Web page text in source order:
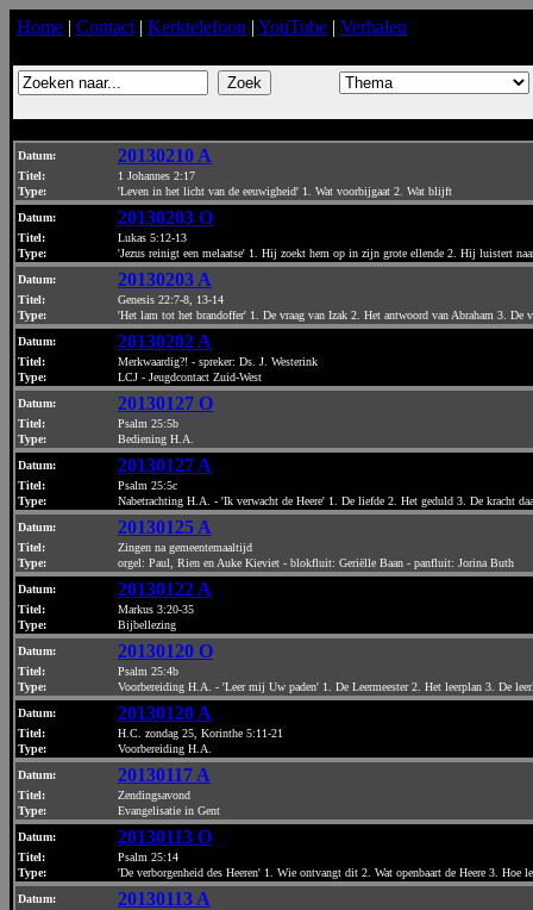
Home | Contact | Kerktelefoon | YouTube | Verhalen
Datum: 20130210 A
Titel:
1 Johannes 2:17
Type:
'Leven in het licht van de eeuwigheid' 1. Wat voorbijgaat 2. Wat blijft
Datum: 20130203 O
Titel:
Lukas 5:12-13
Type:
'Jezus reinigt een melaatse' 1. Hij zoekt hem op in zijn grote ellende 2. Hij luistert
Datum: 20130203 A
Titel:
Genesis 22:7-8, 13-14
Type:
'Het lam tot het brandoffer' 1. De vraag van Izak 2. Het antwoord van Abraham 3. De
Datum: 20130202 A
Titel:
Merkwaardig?! - spreker: Ds. J. Westerink
Type:
LCJ - Jeugdcontact Zuid-West
Datum: 20130127 O
Titel:
Psalm 25:5b
Type:
Bediening H.A.
Datum: 20130127 A
Titel:
Psalm 25:5c
Type:
Nabetrachting H.A. - 'Ik verwacht de Heere' 1. De liefde 2. Het geduld 3. De kracht
Datum: 20130125 A
Titel:
Zingen na gemeentemaaltijd
Type:
orgel: Paul, Rien en Auke Kieviet - blokfluit: Geriëlle Baan - panfluit: Jorina Buth
Datum: 20130122 A
Titel:
Markus 3:20-35
Type:
Bijbellezing
Datum: 20130120 O
Titel:
Psalm 25:4b
Type:
Voorbereiding H.A. - 'Leer mij Uw paden' 1. De Leermeester 2. Het leerplan 3. De
Datum: 20130120 A
Titel:
H.C. zondag 25, Korinthe 5:11-21
Type:
Voorbereiding H.A.
Datum: 20130117 A
Titel:
Zendingsavond
Type:
Evangelisatie in Gent
Datum: 20130113 O
Titel:
Psalm 25:14
Type:
'De verborgenheid des Heeren' 1. Wie ontvangt dit 2. Wat openbaart de Heere 3. Hoe
Datum: 20130113 A